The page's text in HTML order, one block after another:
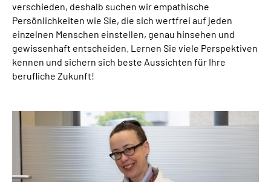
verschieden, deshalb suchen wir empathische
Persönlichkeiten wie Sie, die sich wertfrei auf jeden
einzelnen Menschen einstellen, genau hinsehen und
gewissenhaft entscheiden. Lernen Sie viele Perspektiven
kennen und sichern sich beste Aussichten für Ihre
berufliche Zukunft!